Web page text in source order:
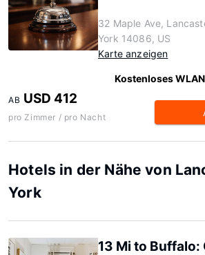
32 Maple Ave,
York 14086, US
Karte anzeigen
Kostenloses WLAN
AB USD 412
pro Zimmer / pro Nacht
Hotels in der Nähe von
York
13 Mi to Buffalo: